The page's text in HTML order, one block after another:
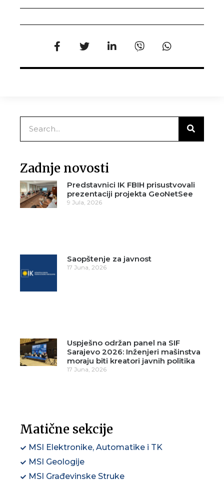
Zadnje novosti
Predstavnici IK FBIH prisustvovali
prezentaciji projekta GeoNetSee
9 Jula, 2026
Saopštenje za javnost
17 Juna, 2026
Uspješno održan panel na SIF
Sarajevo 2026: Inženjeri mašinstva
moraju biti kreatori javnih politika
17 Juna, 2026
Matične sekcije
MSI Elektronike, Automatike i TK
MSI Geologije
MSI Građevinske Struke